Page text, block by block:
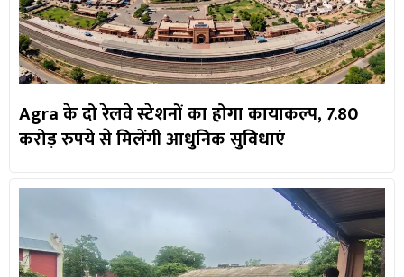
Agra के दो रेलवे स्टेशनों का होगा कायाकल्प, 7.80
करोड़ रुपये से मिलेंगी आधुनिक सुविधाएं